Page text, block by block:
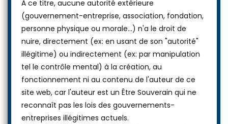
À ce titre, aucune autorité extérieure
(gouvernement-entreprise, association, fondation,
personne physique ou morale...) n'a le droit de
nuire, directement (ex: en usant de son "autorité"
illégitime) ou indirectement (ex: par manipulation
tel le contrôle mental) à la création, au
fonctionnement ni au contenu de l'auteur de ce
site web, car l'auteur est un Être Souverain qui ne
reconnaît pas les lois des gouvernements-
entreprises illégitimes actuels.